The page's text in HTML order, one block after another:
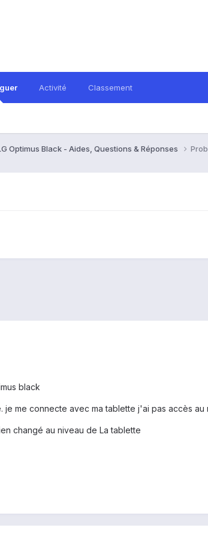
Activité Classement
Optimus Black - Aides, Questions & Réponses
black
me connecte avec ma tablette j'ai pas accès au
changé au niveau de La tablette